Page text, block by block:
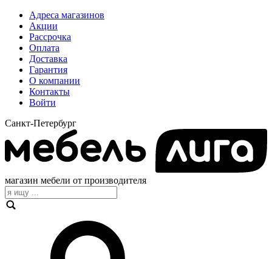
Адреса магазинов
Акции
Рассрочка
Оплата
Доставка
Гарантия
О компании
Контакты
Войти
Санкт-Петербург
магазин мебели от производителя